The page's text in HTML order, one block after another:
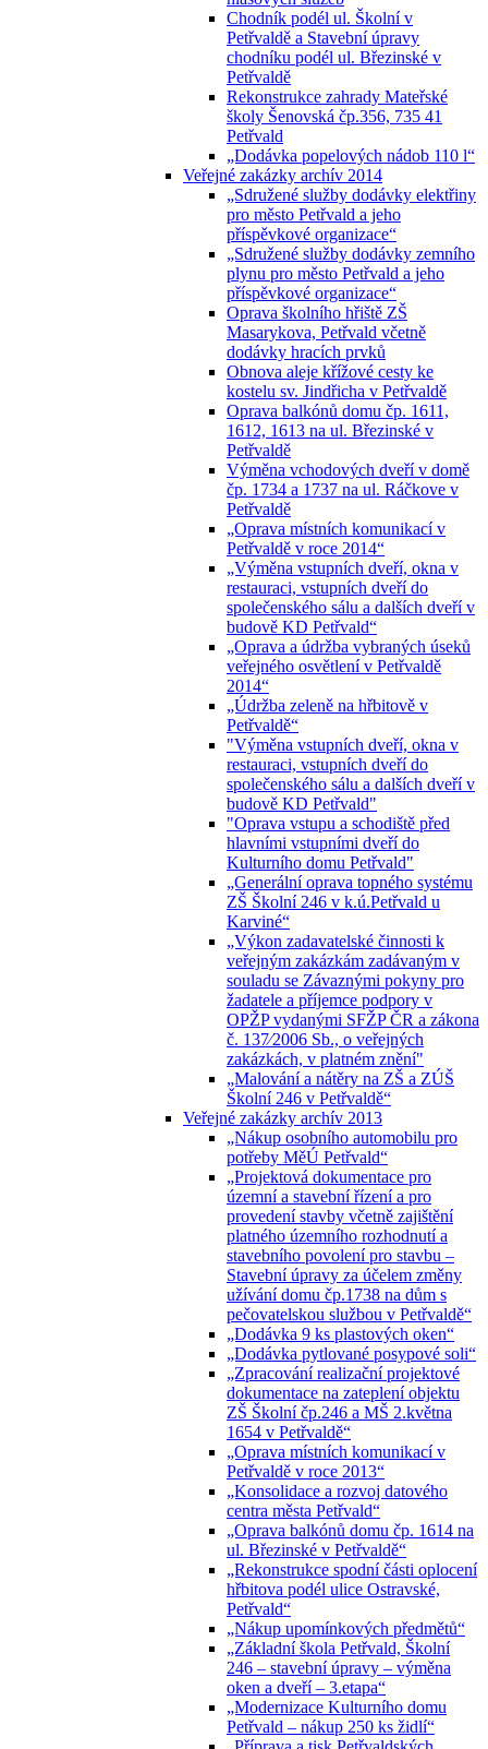
Chodník podél ul. Školní v
Petřvaldě a Stavební úpravy
chodníku podél ul. Březinské v
Petřvaldě
Rekonstrukce zahrady Mateřské
školy Šenovská čp.356, 735 41
Petřvald
„Dodávka popelových nádob 110 l“
Veřejné zakázky archív 2014
„Sdružené služby dodávky elektřiny
pro město Petřvald a jeho
příspěvkové organizace“
„Sdružené služby dodávky zemního
plynu pro město Petřvald a jeho
příspěvkové organizace“
Oprava školního hřiště ZŠ
Masarykova, Petřvald včetně
dodávky hracích prvků
Obnova aleje křížové cesty ke
kostelu sv. Jindřicha v Petřvaldě
Oprava balkónů domu čp. 1611,
1612, 1613 na ul. Březinské v
Petřvaldě
Výměna vchodových dveří v domě
čp. 1734 a 1737 na ul. Ráčkove v
Petřvaldě
„Oprava místních komunikací v
Petřvaldě v roce 2014“
„Výměna vstupních dveří, okna v
restauraci, vstupních dveří do
společenského sálu a dalších dveří v
budově KD Petřvald“
„Oprava a údržba vybraných úseků
veřejného osvětlení v Petřvaldě
2014“
„Údržba zeleně na hřbitově v
Petřvaldě“
"Výměna vstupních dveří, okna v
restauraci, vstupních dveří do
společenského sálu a dalších dveří v
budově KD Petřvald"
"Oprava vstupu a schodiště před
hlavními vstupními dveří do
Kulturního domu Petřvald"
„Generální oprava topného systému
ZŠ Školní 246 v k.ú.Petřvald u
Karviné“
„Výkon zadavatelské činnosti k
veřejným zakázkám zadávaným v
souladu se Závaznými pokyny pro
žadatele a příjemce podpory v
OPŽP vydanými SFŽP ČR a zákona
č. 137⁄2006 Sb., o veřejných
zakázkách, v platném znění"
„Malování a nátěry na ZŠ a ZÚŠ
Školní 246 v Petřvaldě“
Veřejné zakázky archív 2013
„Nákup osobního automobilu pro
potřeby MěÚ Petřvald“
„Projektová dokumentace pro
územní a stavební řízení a pro
provedení stavby včetně zajištění
platného územního rozhodnutí a
stavebního povolení pro stavbu –
Stavební úpravy za účelem změny
užívání domu čp.1738 na dům s
pečovatelskou službou v Petřvaldě“
„Dodávka 9 ks plastových oken“
„Dodávka pytlované posypové soli“
„Zpracování realizační projektové
dokumentace na zateplení objektu
ZŠ Školní čp.246 a MŠ 2.května
1654 v Petřvaldě“
„Oprava místních komunikací v
Petřvaldě v roce 2013“
„Konsolidace a rozvoj datového
centra města Petřvald“
„Oprava balkónů domu čp. 1614 na
ul. Březinské v Petřvaldě“
„Rekonstrukce spodní části oplocení
hřbitova podél ulice Ostravské,
Petřvald“
„Nákup upomínkových předmětů“
„Základní škola Petřvald, Školní
246 – stavební úpravy – výměna
oken a dveří – 3.etapa“
„Modernizace Kulturního domu
Petřvald – nákup 250 ks židlí“